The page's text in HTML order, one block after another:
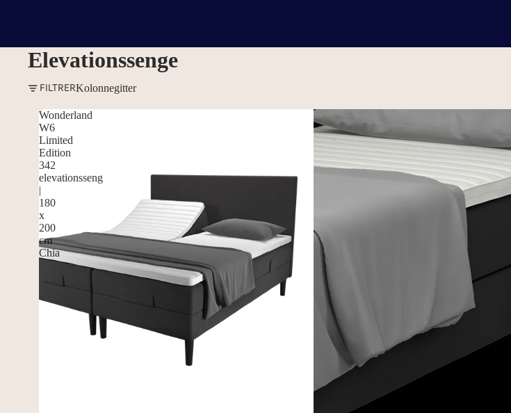
Elevationssenge
FILTRERKolonnegitter
Wonderland
W6
Limited
Edition
342
elevationsseng
|
180
x
200
cm
Chia